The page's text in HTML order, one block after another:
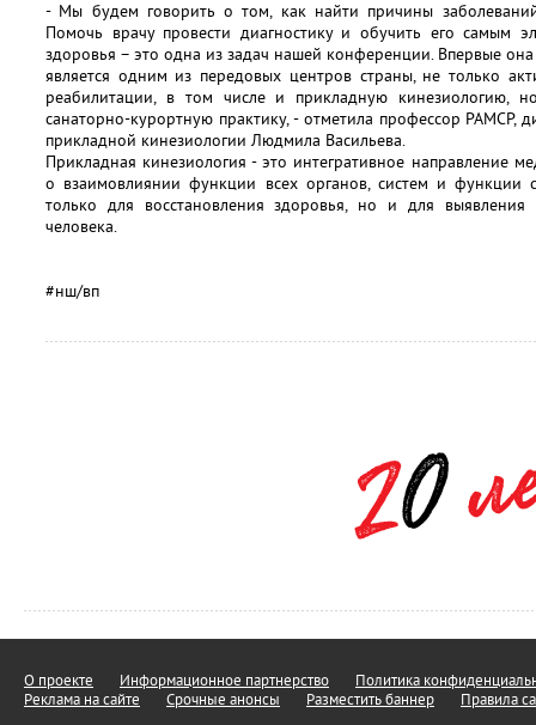
- Мы будем говорить о том, как найти причины
Помочь врачу провести диагностику и обучить его самым
здоровья – это одна из задач нашей конференции. Впервые
является одним из передовых центров страны, не только
реабилитации, в том числе и прикладную
санаторно-курортную практику, - отметила профессор РАМСР,
прикладной кинезиологии Людмила Васильева.
Прикладная кинезиология - это интегративное направление
о взаимовлиянии функции всех органов, систем и функции
только для восстановления здоровья, но и для
человека.
#нш/вп
О проекте Информационное партнерство
Политика
Реклама на сайте
Срочные анонсы Разместить баннер Правила